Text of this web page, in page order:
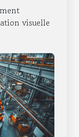
visuelle